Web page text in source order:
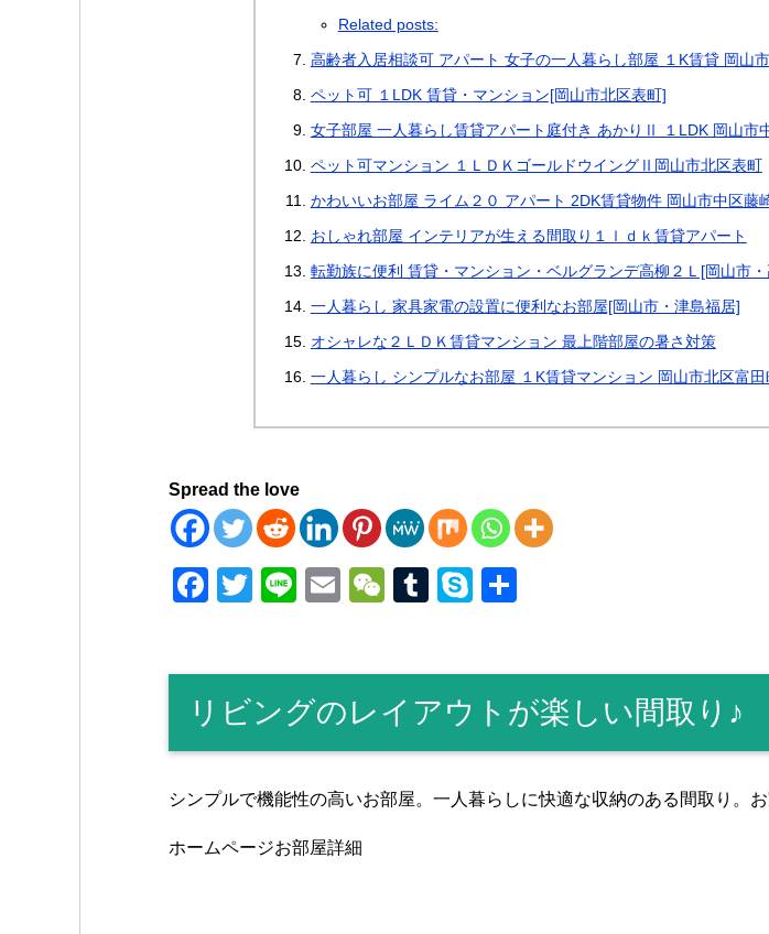
Related posts:
高齢者入居相談可 アパート 女子の一人暮らし部屋 １K賃貸 岡山
ペット可 １LDK 賃貸・マンション[岡山市北区表町]
女子部屋 一人暮らし賃貸アパート庭付き あかりⅡ １LDK 岡山市
ペット可マンション １ＬＤＫゴールドウイングⅡ岡山市北区表町
かわいいお部屋 ライム２０ アパート 2DK賃貸物件 岡山市中区藤
おしゃれ部屋 インテリアが生える間取り１ｌｄｋ賃貸アパート
転勤族に便利 賃貸・マンション・ベルグランデ高柳２Ｌ[岡山市
一人暮らし 家具家電の設置に便利なお部屋[岡山市・津島福居]
オシャレな２ＬＤＫ賃貸マンション 最上階部屋の暑さ対策
一人暮らし シンプルなお部屋 １K賃貸マンション 岡山市北区富田
Spread the love
F
e
b
o
o
k
T
er
Li
E
W
h
at
T
bl
r
S
e
リビングのレイアウトが楽しい間取り♪
シンプルで機能性の高いお部屋。一人暮らしに快適な収納のある間取り。
ホームページお部屋詳細